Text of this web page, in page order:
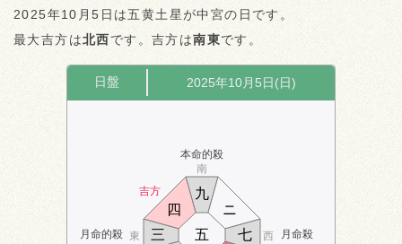
2025年10月5日は五黄土星が中宮の日です。
最大吉方は北西です。吉方は南東です。
日盤 2025年10月5日(日)
吉方
本命的殺
月命的殺 月命殺
南
東 西
ニ
三
四
五
七
九